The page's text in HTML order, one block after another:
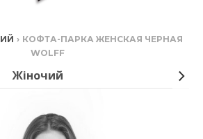
› КОФТА-ПАРКА ЖЕНСКАЯ ЧЕРНАЯ
WOLFF
Жіночий